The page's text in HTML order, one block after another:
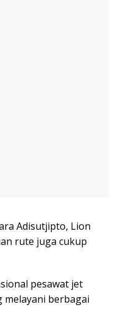
Adisutjipto, Lion
rute juga cukup
pesawat jet
melayani berbagai